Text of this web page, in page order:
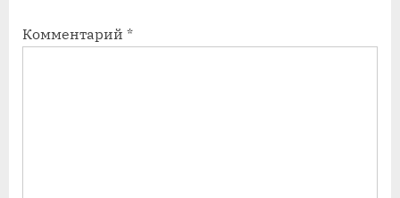
ь ь
Комментарий *